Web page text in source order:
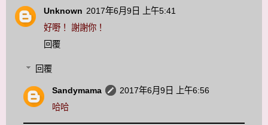
Unknown 2017年6月9日 上午5:41
好嘢！ 謝謝你！
回覆
回覆
Sandymama
2017年6月9日 上午6:56
哈哈